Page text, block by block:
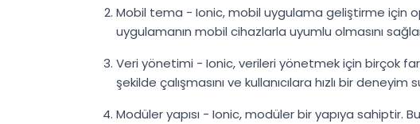
Mobil tema - Ionic, mobil uygulama geliştirme için
uygulamanın mobil cihazlarla uyumlu olmasını
Veri yönetimi - Ionic, verileri yönetmek için birçok
şekilde çalışmasını ve kullanıcılara hızlı bir deneyim
Modüler yapısı - Ionic, modüler bir yapıya sahiptir.